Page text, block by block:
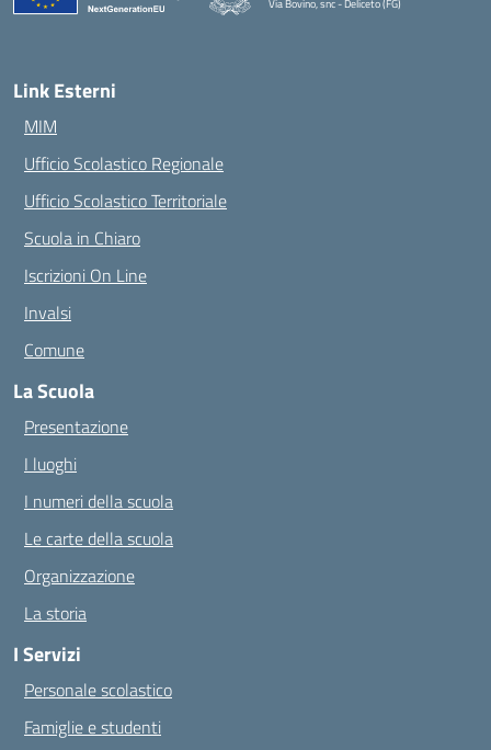
Via Bovino, snc - Deliceto (FG)
Link Esterni
MIM
Ufficio Scolastico Regionale
Ufficio Scolastico Territoriale
Scuola in Chiaro
Iscrizioni On Line
Invalsi
Comune
La Scuola
Presentazione
I luoghi
I numeri della scuola
Le carte della scuola
Organizzazione
La storia
I Servizi
Personale scolastico
Famiglie e studenti